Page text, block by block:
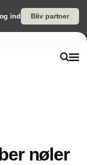
ind Bliv partner
nøler